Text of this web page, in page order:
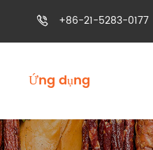
 +86-21-5283-0177
Ứng dụng